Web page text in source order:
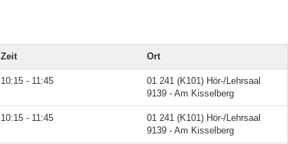
Zeit Ort
10:15 - 11:45
01 241 (K101) Hör-/Lehrsaal
9139 - Am Kisselberg
10:15 - 11:45
01 241 (K101) Hör-/Lehrsaal
9139 - Am Kisselberg